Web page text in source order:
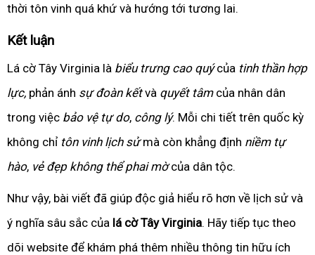
thời tôn vinh quá khứ và hướng tới tương lai.
Kết luận
Lá cờ Tây Virginia là biểu trưng cao quýcủa tinh thần hợp
lực, phản ánh sự đoàn kếtvà quyết tâmcủa nhân dân
trong việc bảo vệ tự do, công lý. Mỗi chi tiết trên quốc kỳ
không chỉ tôn vinh lịch sửmà còn khẳng định niềm tự
hào, vẻ đẹp không thể phai mờcủa dân tộc.
Như vậy, bài viết đã giúp độc giả hiểu rõ hơn về lịch sử và
ý nghĩa sâu sắc của lá cờ Tây Virginia. Hãy tiếp tục theo
dõi website để khám phá thêm nhiều thông tin hữu ích